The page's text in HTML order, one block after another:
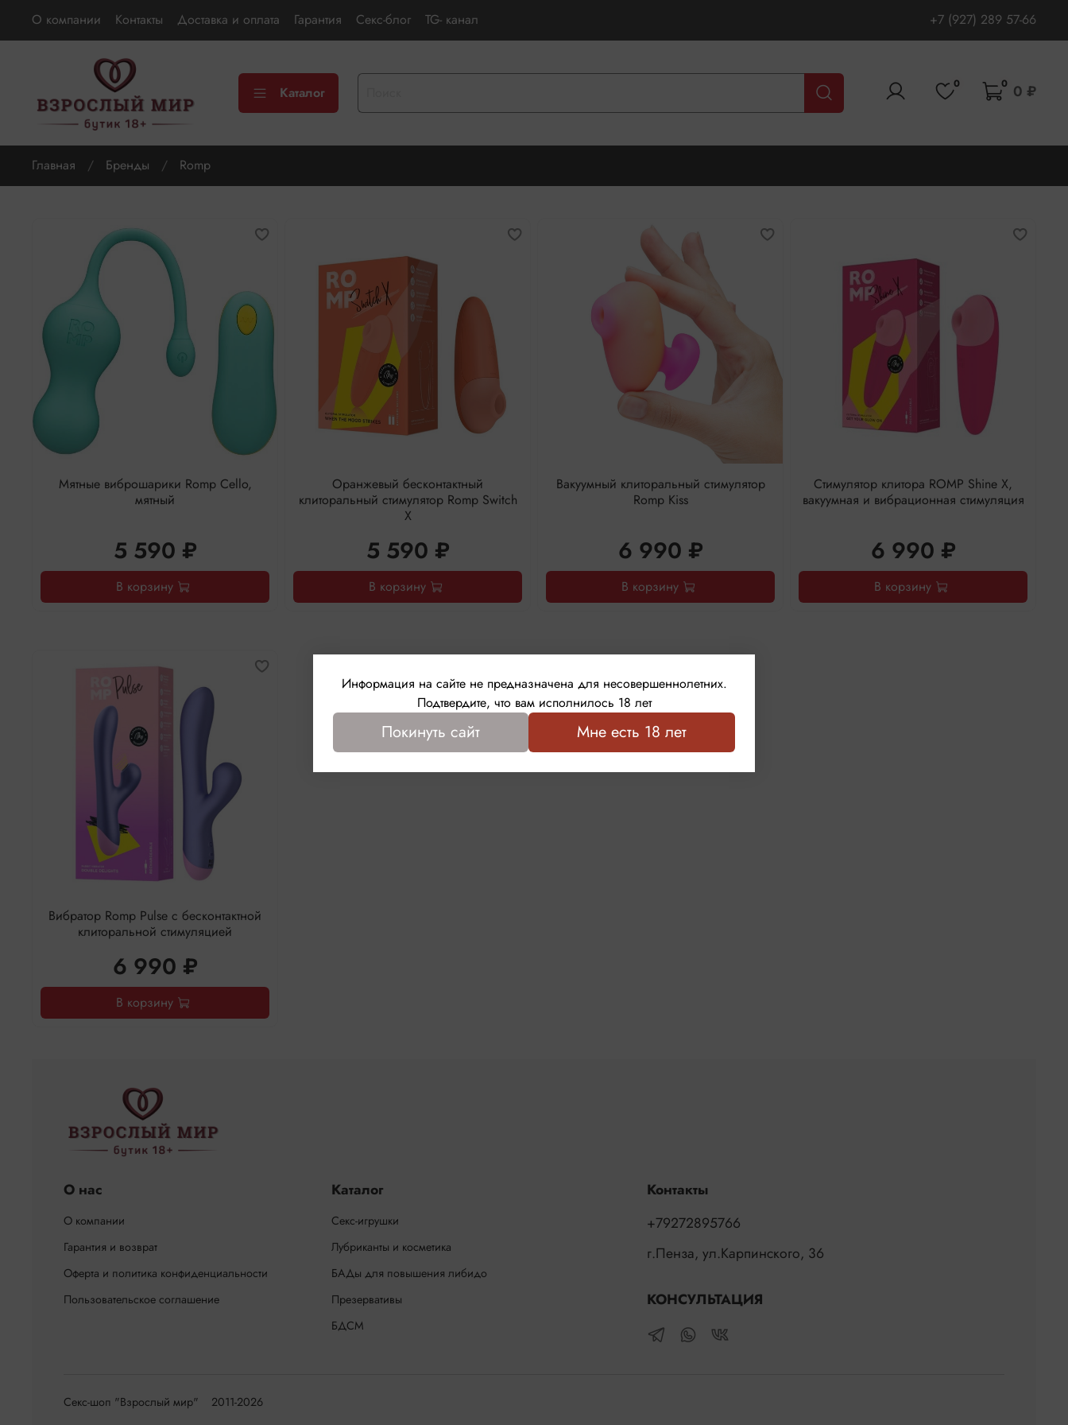
О компании Контакты Доставка и оплата Гарантия Секс-блог TG- канал +7 (927) 289 57-66
Каталог 0 0 0 ₽
Главная Бренды Romp
Мятные виброшарики Romp Cello,
мятный
5 590 ₽
В корзину
Оранжевый бесконтактный
клиторальный стимулятор Romp Switch
X
5 590 ₽
В корзину
Вакуумный клиторальный стимулятор
Romp Kiss
6 990 ₽
В корзину
Стимулятор клитора ROMP Shine X,
вакуумная и вибрационная стимуляция
6 990 ₽
В корзину
Вибратор Romp Pulse с бесконтактной
клиторальной стимуляцией
6 990 ₽
В корзину
О нас
О компании
Гарантия и возврат
Оферта и политика конфиденциальности
Пользовательское соглашение
Каталог
Секс-игрушки
Лубриканты и косметика
БАДы для повышения либидо
Презервативы
БДСМ
Контакты
+79272895766
г.Пенза, ул.Карпинского, 36
КОНСУЛЬТАЦИЯ
Секс-шоп "Взрослый мир" 2011-2026
Информация на сайте не предназначена для несовершеннолетних.
Подтвердите, что вам исполнилось 18 лет
Покинуть сайт Мне есть 18 лет